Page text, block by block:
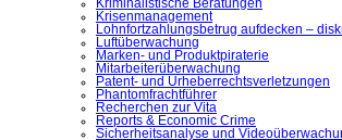
Kriminalistische Beratungen
Krisenmanagement
Lohnfortzahlungsbetrug aufdecken –
Luftüberwachung
Marken- und Produktpiraterie
Mitarbeiterüberwachung
Patent- und Urheberrechtsverletzungen
Phantomfrachtführer
Recherchen zur Vita
Reports & Economic Crime
Sicherheitsanalyse und